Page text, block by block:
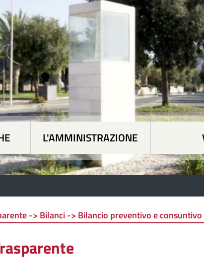
L'AMMINISTRAZIONE
-> Bilanci -> Bilancio preventivo e